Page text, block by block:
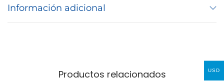
Información adicional
Productos relacionados USD